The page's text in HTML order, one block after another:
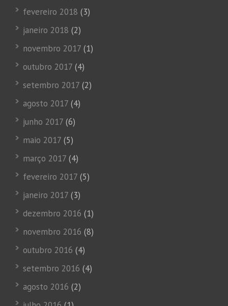
fevereiro 2018 (3)
janeiro 2018 (2)
novembro 2017 (1)
outubro 2017 (4)
setembro 2017 (2)
agosto 2017 (4)
junho 2017 (6)
maio 2017 (5)
março 2017 (4)
fevereiro 2017 (5)
janeiro 2017 (3)
dezembro 2016 (1)
novembro 2016 (8)
outubro 2016 (4)
setembro 2016 (4)
agosto 2016 (2)